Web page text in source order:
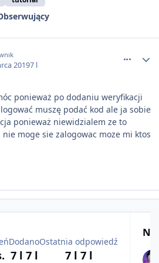
20197 l
ponieważ po dodaniu weryfikacji
muszę podać kod ale ja sobie
ponieważ niewidzialem ze to
moge sie zalogowac moze mi ktos
Dodano
7 l 7 l
Ostatnia odpowiedź
7 l 7 l